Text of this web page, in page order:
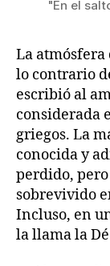
"En el
La atmósfera
lo contrario
escribió al
considerada
griegos. La
conocida y
perdido,
sobrevivido
Incluso, en
la llama la